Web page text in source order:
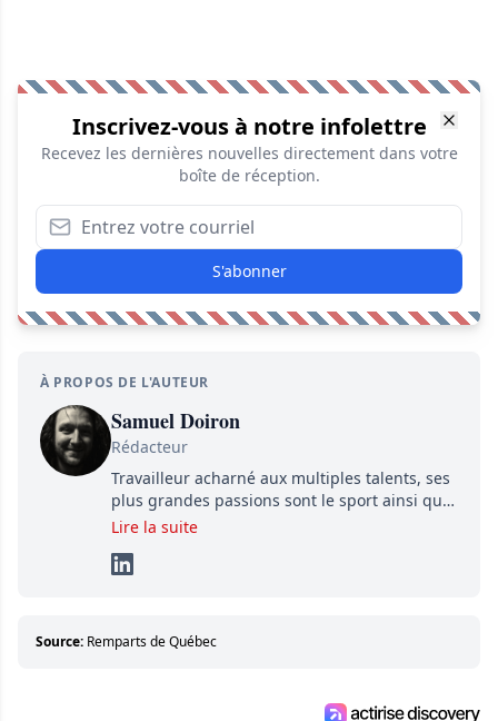
Inscrivez-vous à notre infolettre
Recevez les dernières nouvelles directement dans votre
boîte de réception.
S'abonner
À PROPOS DE L'AUTEUR
Samuel Doiron
Rédacteur
Travailleur acharné aux multiples talents, ses
plus grandes passions sont le sport ainsi que
le showbizz de la belle province et ailleurs. Il
détermination pour parvenir à se démarquer.
Lire la suite
Source: Remparts de Québec